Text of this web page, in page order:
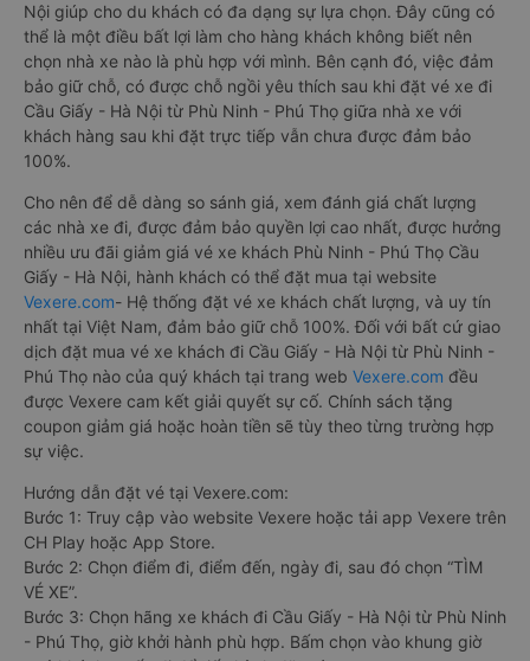
Nội giúp cho du khách có đa dạng sự lựa chọn. Đây cũng có
thể là một điều bất lợi làm cho hàng khách không biết nên
chọn nhà xe nào là phù hợp với mình. Bên cạnh đó, việc đảm
bảo giữ chỗ, có được chỗ ngồi yêu thích sau khi đặt vé xe đi
Cầu Giấy - Hà Nội từ Phù Ninh - Phú Thọ giữa nhà xe với
khách hàng sau khi đặt trực tiếp vẫn chưa được đảm bảo
100%.
Cho nên để dễ dàng so sánh giá, xem đánh giá chất lượng
các nhà xe đi, được đảm bảo quyền lợi cao nhất, được hưởng
nhiều ưu đãi giảm giá vé xe khách Phù Ninh - Phú Thọ Cầu
Giấy - Hà Nội, hành khách có thể đặt mua tại website
Vexere.com- Hệ thống đặt vé xe khách chất lượng, và uy tín
nhất tại Việt Nam, đảm bảo giữ chỗ 100%. Đối với bất cứ giao
dịch đặt mua vé xe khách đi Cầu Giấy - Hà Nội từ Phù Ninh -
Phú Thọ nào của quý khách tại trang web Vexere.com đều
được Vexere cam kết giải quyết sự cố. Chính sách tặng
coupon giảm giá hoặc hoàn tiền sẽ tùy theo từng trường hợp
sự việc.
Hướng dẫn đặt vé tại Vexere.com:
Bước 1: Truy cập vào website Vexere hoặc tải app Vexere trên
CH Play hoặc App Store.
Bước 2: Chọn điểm đi, điểm đến, ngày đi, sau đó chọn “TÌM
VÉ XE”.
Bước 3: Chọn hãng xe khách đi Cầu Giấy - Hà Nội từ Phù Ninh
- Phú Thọ, giờ khởi hành phù hợp. Bấm chọn vào khung giờ